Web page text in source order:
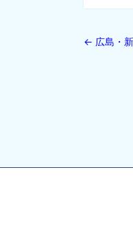
← 広島・